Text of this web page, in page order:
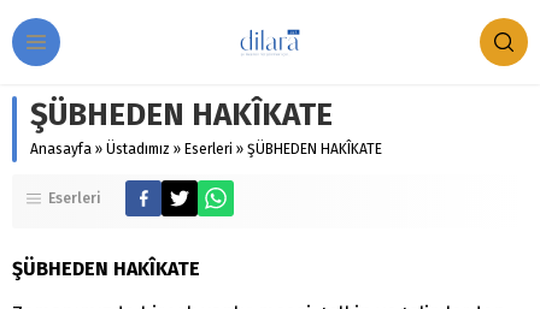
ŞÜBHEDEN HAKÎKATE
Anasayfa » Üstadımız » Eserleri » ŞÜBHEDEN HAKÎKATE
Eserleri
ŞÜBHEDEN HAKÎKATE